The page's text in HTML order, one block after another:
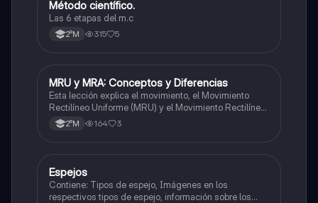
Física
Método científico.
Las 6 etapas del m.c
2°M 315 5
Física
MRU y MRA: Conceptos y Diferencias
Esta lección explica el movimiento, el Movimiento
Rectilíneo Uniforme (MRU) y el Movimiento Rectilíneo
Acelerado (MRA), incluyendo sus características y
diferencias.
2°M 164 3
Física
Espejos
Contiene: Tipos de espejo, Imágenes en los
respectivos tipos de espejo, información sobre los